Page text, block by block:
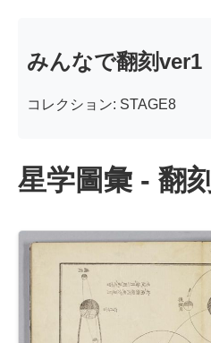
みんなで翻刻ver1
コレクション: STAGE8
星学圖彙 - 翻刻